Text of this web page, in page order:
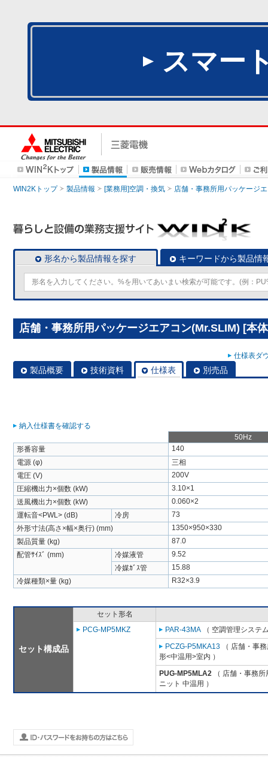
スマー
WIN2Kトップ 製品情報 [業務用]空調・換気 店舗・事務所用パッケージ
形名から製品情報を探す キーワードから製品情
店舗・事務所用パッケージエアコン(Mr.SLIM) [本
仕様表ダ
製品概要 技術資料 仕様表 別売品
納入仕様書を確認する
50Hz
形番容量
140
電源 (φ)
三相
電圧 (V)
200V
圧縮機出力×個数 (kW)
3.10×1
送風機出力×個数 (kW)
0.060×2
運転音<PWL> (dB)
冷房
73
外形寸法(高さ×幅×奥行) (mm)
1350×950×330
製品質量 (kg)
87.0
配管ｻｲｽﾞ (mm)
冷媒液管
9.52
冷媒ｶﾞｽ管
15.88
冷媒種類×量 (kg)
R32×3.9
セット構成品
セット形名
PCG-MP5MKZ
PAR-43MA （ 空調管理システ
PCZG-P5MKA13 （ 店舗・事
形<中温用>室内 ）
PUG-MP5MLA2 （ 店舗・事務
ニット 中温用 ）